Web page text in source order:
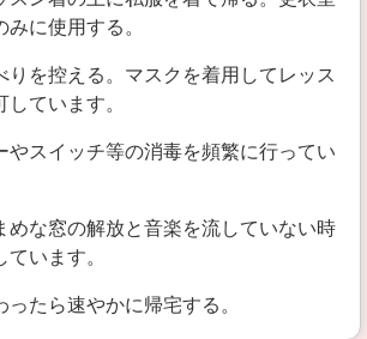
に使用する。
りを控える。マスクを着用してレッス
ています。
やスイッチ等の消毒を頻繁に行ってい
めな窓の解放と音楽を流していない時
います。
ったら速やかに帰宅する。